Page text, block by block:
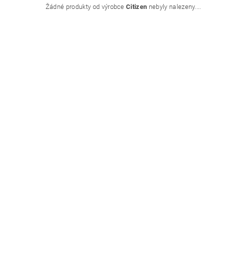
Žádné produkty od výrobceCitizen nebyly nalezeny....